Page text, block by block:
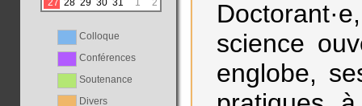
27 28 29 30 31 1 2
Colloque
Conférences
Soutenance
Divers
science
englobe,